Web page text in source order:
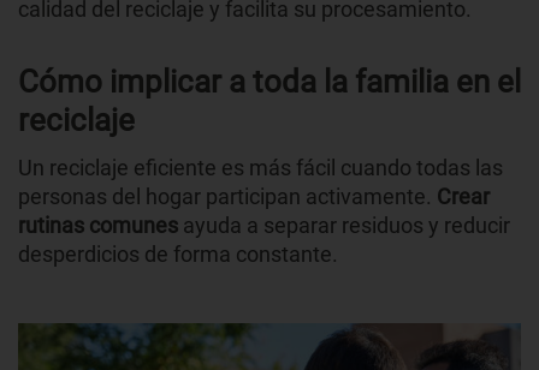
calidad del reciclaje y facilita su procesamiento.
Cómo implicar a toda la familia en el
reciclaje
Un reciclaje eficiente es más fácil cuando todas las
personas del hogar participan activamente. Crear
rutinas comunes ayuda a separar residuos y reducir
desperdicios de forma constante.